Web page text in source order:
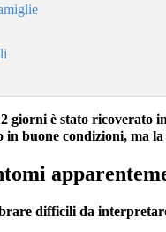
giorni è stato
in buone condizioni,
difficili da